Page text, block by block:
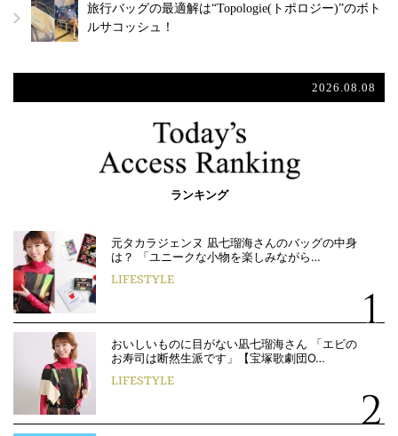
旅行バッグの最適解は“Topologie(トポロジー)”のボト
ルサコッシュ！
2026.08.08
ランキング
元タカラジェンヌ 凪七瑠海さんのバッグの中身
は？ 「ユニークな小物を楽しみながら…
LIFESTYLE
おいしいものに目がない凪七瑠海さん 「エビの
お寿司は断然生派です」【宝塚歌劇団O…
LIFESTYLE